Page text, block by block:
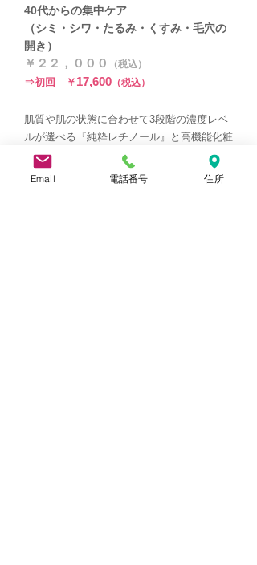
​40代からの集中ケア
（シミ・シワ・たるみ・くすみ・毛穴の
開き）
￥２２，０００ （税込）
⇒初回 ￥ 17,600 （税込）
肌質や肌の状態に合わせて3段階の濃度レベ
ルが選べる『純粋レチノール』と高機能化粧
品を組み合わせたトリートメントです。純粋
レチノールが肌を傷つけずに優しく作用し、
Email 電話番号 住所